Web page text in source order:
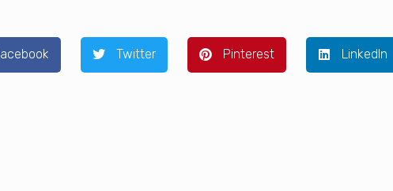
Twitter Pinterest LinkedIn